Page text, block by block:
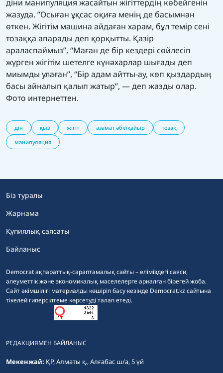
діни манипуляция жасайтын жігіттердің көбейгенін
жазуда. ”Осыған ұқсас оқиға менің де басымнан
өткен. Жігітім машина айдаған харам, бұл темір сені
тозаққа апарады деп қорқытты. Қазір
араласпаймыз”, “Маған де бір кездері сөйлесіп
жүрген жігітім шетелге күнәхарлар шығады деп
миымды улаған”, “Бір адам айтты-ау, көп қыздардың
басы айналып қалып жатыр”, — деп жазды олар.
Фото интернеттен.
дін қыз жігіт азамат әбілқайыр
тозақ
манипуляция
Democrat ақпараттық-сараптамалық сайты – еліміздегі саяси,
әлеуметтік және экономикалық мәселелерге арналған бірегей жоба.
Сайт әкімшілігі материалды көшіріп басу кезінде Democrat.kz сайтына
тікелей гиперсілтеме көрсетуді талап етеді.
Біз туралы
Жарнама
Құпиялық саясаты
Байланыс
РЕДАКЦИЯМЕН БАЙЛАНЫС
Мекенжай: ҚР, Алматы қ., Алғабас ш/а, 5 үй